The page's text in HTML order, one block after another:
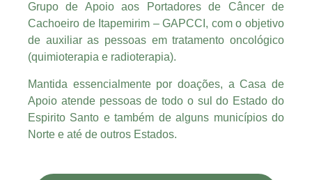
Grupo de Apoio aos Portadores de Câncer de
Cachoeiro de Itapemirim – GAPCCI, com o objetivo
de auxiliar as pessoas em tratamento oncológico
(quimioterapia e radioterapia).
Mantida essencialmente por doações, a Casa de
Apoio atende pessoas de todo o sul do Estado do
Espirito Santo e também de alguns municípios do
Norte e até de outros Estados.